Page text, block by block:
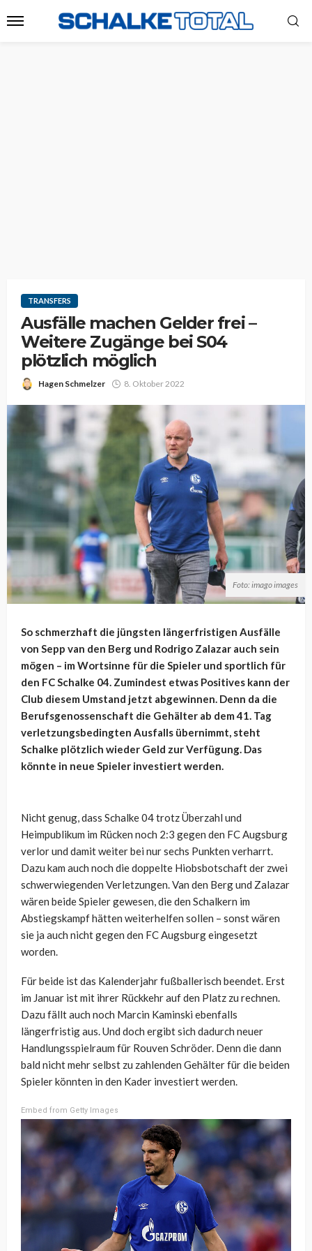
TRANSFERS
Ausfälle machen Gelder frei –
Weitere Zugänge bei S04
plötzlich möglich
Hagen Schmelzer 8. Oktober 2022
Foto: imago images
So schmerzhaft die jüngsten längerfristigen Ausfälle
von Sepp van den Berg und Rodrigo Zalazar auch sein
mögen – im Wortsinne für die Spieler und sportlich für
den FC Schalke 04. Zumindest etwas Positives kann der
Club diesem Umstand jetzt abgewinnen. Denn da die
Berufsgenossenschaft die Gehälter ab dem 41. Tag
verletzungsbedingten Ausfalls übernimmt, steht
Schalke plötzlich wieder Geld zur Verfügung. Das
könnte in neue Spieler investiert werden.
Nicht genug, dass Schalke 04 trotz Überzahl und
Heimpublikum im Rücken noch 2:3 gegen den FC Augsburg
verlor und damit weiter bei nur sechs Punkten verharrt.
Dazu kam auch noch die doppelte Hiobsbotschaft der zwei
schwerwiegenden Verletzungen. Van den Berg und Zalazar
wären beide Spieler gewesen, die den Schalkern im
Abstiegskampf hätten weiterhelfen sollen – sonst wären
sie ja auch nicht gegen den FC Augsburg eingesetzt
worden.
Für beide ist das Kalenderjahr fußballerisch beendet. Erst
im Januar ist mit ihrer Rückkehr auf den Platz zu rechnen.
Dazu fällt auch noch Marcin Kaminski ebenfalls
längerfristig aus. Und doch ergibt sich dadurch neuer
Handlungsspielraum für Rouven Schröder. Denn die dann
bald nicht mehr selbst zu zahlenden Gehälter für die beiden
Spieler könnten in den Kader investiert werden.
Embed from Getty Images